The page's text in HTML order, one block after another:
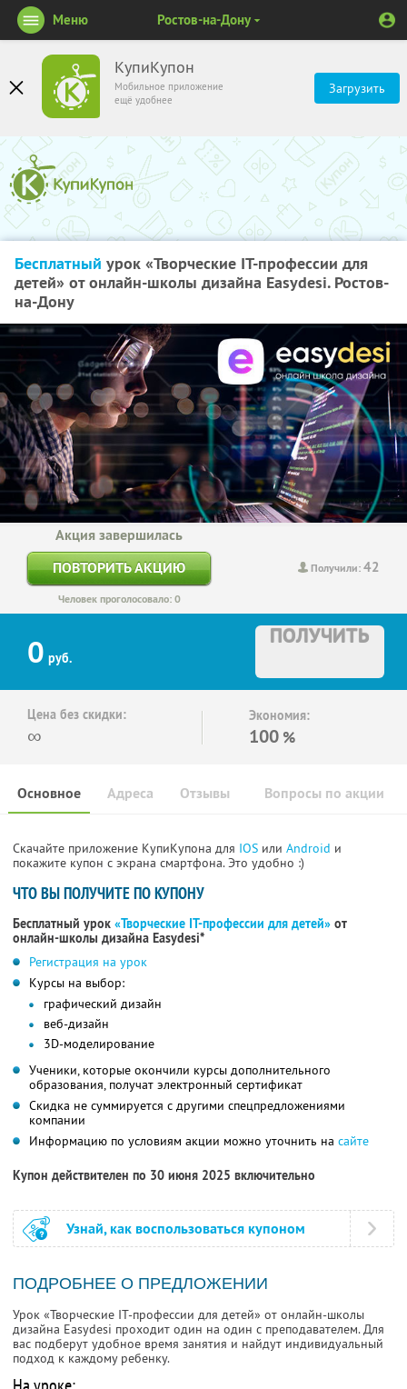
КупиКупон
Мобильное приложение
ещё удобнее
Загрузить
Меню Ростов-на-Дону
Бесплатный урок «Творческие IT-профессии для
детей» от онлайн-школы дизайна Easydesi. Ростов-
на-Дону
Получили:42
Акция завершилась
ПОВТОРИТЬ АКЦИЮ
Человек проголосовало: 0
0 руб.
ПОЛУЧИТЬ
Цена без скидки:
∞
Экономия:
100 %
Основное Отзывы Вопросы по акции
Адреса
Скачайте приложение КупиКупона для IOS или Android и
покажите купон с экрана смартфона. Это удобно :)
ЧТО ВЫ ПОЛУЧИТЕ ПО КУПОНУ
Бесплатный урок «Творческие IT-профессии для детей» от
онлайн-школы дизайна Easydesi*
Регистрация на урок
Курсы на выбор:
графический дизайн
веб-дизайн
3D-моделирование
Ученики, которые окончили курсы дополнительного
образования, получат электронный сертификат
Скидка не суммируется с другими спецпредложениями
компании
Информацию по условиям акции можно уточнить на сайте
Купон действителен по 30 июня 2025 включительно
Узнай, как воспользоваться купоном
ПОДРОБНЕЕ О ПРЕДЛОЖЕНИИ
Урок «Творческие IT-профессии для детей» от онлайн-школы
дизайна Easydesi проходит один на один с преподавателем. Для
вас подберут удобное время занятия и найдут индивидуальный
подход к каждому ребенку.